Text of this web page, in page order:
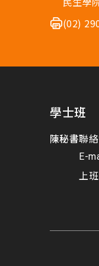
(02)
學士班
陳秘書聯
E-
上